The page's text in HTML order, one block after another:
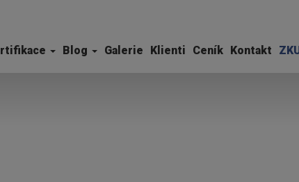
Blog Galerie Klienti Ceník Kontakt